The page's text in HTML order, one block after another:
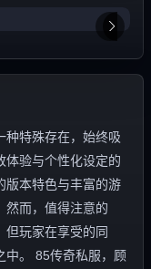
种特殊存在，始终吸
体验与个性化设定的
版本特色与丰富的游
然而，值得注意的
但玩家在享受的同
中。 85传奇私服，顾